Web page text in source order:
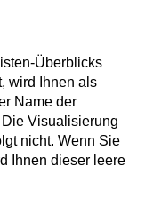
Überblicks
wird Ihnen als
Name der
Visualisierung
nicht. Wenn Sie
Ihnen dieser leere